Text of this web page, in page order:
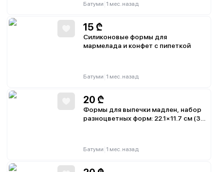
Батуми 1 мес. назад
15 ₾
Силиконовые формы для
мармелада и конфет с пипеткой
Батуми 1 мес. назад
20 ₾
Формы для выпечки мадлен, набор
разноцветных форм: 22.1×11.7 см (3
Батуми 1 мес. назад